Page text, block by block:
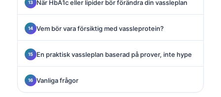
När HbA1c eller lipider bör förändra din vassleplan
Vem bör vara försiktig med vassleprotein?
En praktisk vassleplan baserad på prover, inte hype
Vanliga frågor